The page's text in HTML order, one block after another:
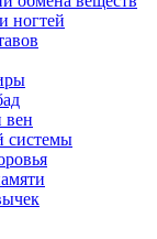
ногтей
вен
системы